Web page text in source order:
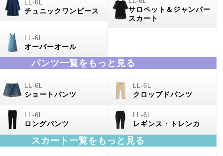
チュニックワンピース
サロペット＆ジャンパー
スカート
オーバーオール
パンツ一覧をもっと見る
ショートパンツ クロップドパンツ
ロングパンツ レギンス・トレンカ
スカート一覧をもっと見る